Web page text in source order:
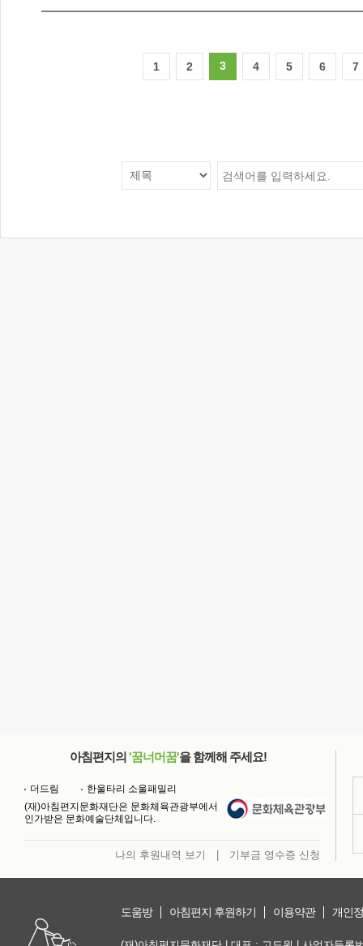
1 2 3 4 5 6 7
아침편지의 '꿈너머꿈'을 함께해 주세요!
더드림
한울타리 소울패밀리
(재)아침편지문화재단은 문화체육관광부에서
인가받은 문화예술단체입니다.
나의 후원내역 보기 기부금 영수증 신청
도움방 아침편지 후원하기 이용약관 개인